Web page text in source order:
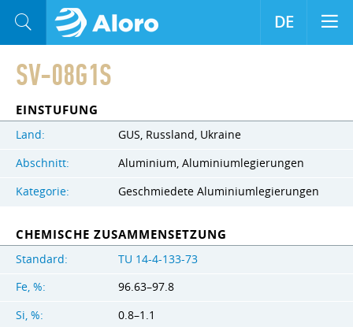
SV-08G1S
EINSTUFUNG
Land:
GUS, Russland, Ukraine
Abschnitt:
Aluminium, Aluminiumlegierungen
Kategorie:
Geschmiedete Aluminiumlegierungen
CHEMISCHE ZUSAMMENSETZUNG
Standard:
TU 14-4-133-73
Fe, %:
96.63–97.8
Si, %:
0.8–1.1
DE